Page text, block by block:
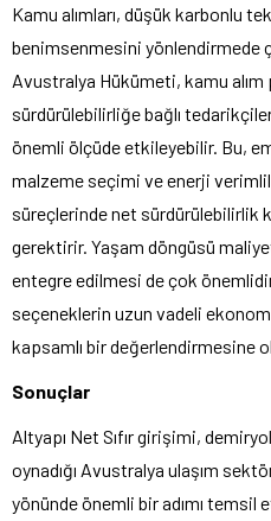
Kamu alımları, düşük karbonlu
benimsenmesini yönlendirmede
Avustralya Hükümeti, kamu alım
sürdürülebilirliğe bağlı
önemli ölçüde etkileyebilir. Bu,
malzeme seçimi ve enerji
süreçlerinde net
gerektirir. Yaşam döngüsü
entegre edilmesi de çok
seçeneklerin uzun vadeli
kapsamlı bir değerlendirmesine
Sonuçlar
Altyapı Net Sıfır girişimi,
oynadığı Avustralya ulaşım
yönünde önemli bir adımı temsil